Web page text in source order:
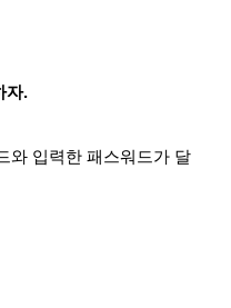
자.
와 입력한 패스워드가 달